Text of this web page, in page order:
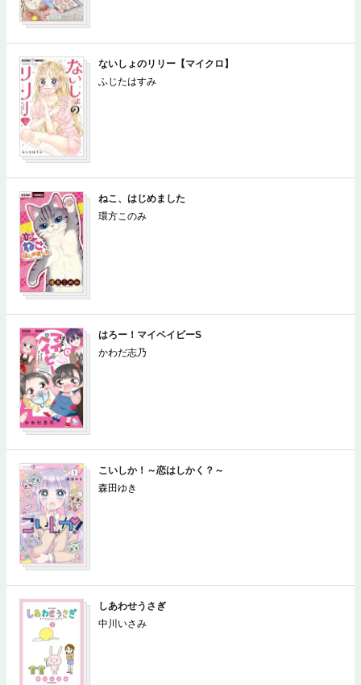
ないしょのリリー【マイクロ】
ふじたはすみ
ねこ、はじめました
環方このみ
はろー！マイベイビーS
かわだ志乃
こいしか！～恋はしかく？～
森田ゆき
しあわせうさぎ
中川いさみ